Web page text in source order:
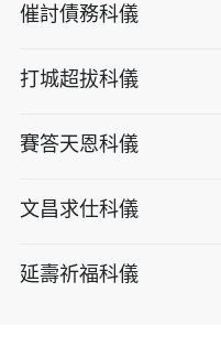
催討債務科儀
打城超拔科儀
賽答天恩科儀
文昌求仕科儀
延壽祈福科儀